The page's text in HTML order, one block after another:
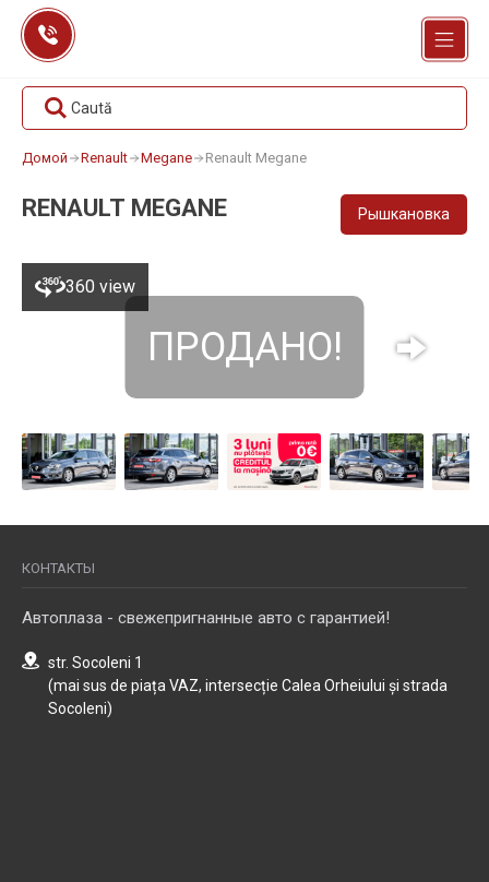
Перейти
содержанию
Caută
Домой Renault Megane Renault Megane
RENAULT MEGANE Рышкановка
360 view
ПРОДАНО!
КОНТАКТЫ
Автоплаза - свежепригнанные авто с гарантией!
str. Socoleni 1
(mai sus de piața VAZ, intersecție Calea Orheiului și strada
Socoleni)